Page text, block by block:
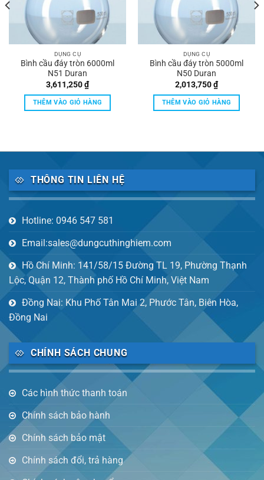
DỤNG CỤ
Bình cầu đáy tròn 6000ml
N51 Duran
3,611,250₫
THÊM VÀO GIỎ HÀNG
DỤNG CỤ
Bình cầu đáy tròn 5000ml
N50 Duran
2,013,750₫
THÊM VÀO GIỎ HÀNG
THÔNG TIN LIÊN HỆ
Hotline: 0946 547 581
Email:sales@dungcuthinghiem.com
Hồ Chí Minh: 141/58/15 Đường TL 19, Phường Thạnh
Lộc, Quận 12, Thành phố Hồ Chí Minh, Việt Nam
Đồng Nai: Khu Phố Tân Mai 2, Phước Tân, Biên Hòa,
Đồng Nai
CHÍNH SÁCH CHUNG
Các hình thức thanh toán
Chính sách bảo hành
Chính sách bảo mật
Chính sách đổi, trả hàng